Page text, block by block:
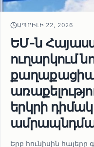
ԱՊՐԻԼԻ 22, 2026
ԵՄ-ն
ուղարկում
երկրի
Երբ հունիսին հայերը